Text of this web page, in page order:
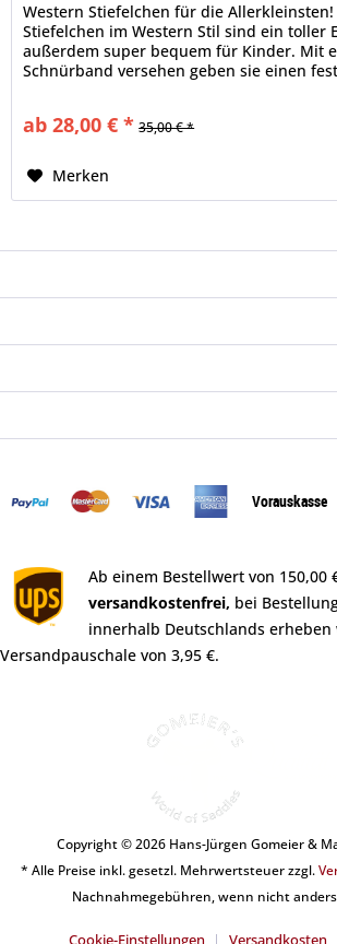
Western Stiefelchen für die Allerkleinsten!
Stiefelchen im Western Stil sind ein toller
außerdem super bequem für Kinder. Mit
Schnürband versehen geben sie einen
ab 28,00 € * 35,00 € *
Merken
Vorauskasse
Ab einem Bestellwert von 150,00
versandkostenfrei, bei
innerhalb Deutschlands erheben
Versandpauschale von 3,95 €.
Copyright © 2026 Hans-Jürgen Gomeier &
* Alle Preise inkl. gesetzl. Mehrwertsteuer zzgl.
Nachnahmegebühren, wenn nicht
Cookie-Einstellungen Versandkosten